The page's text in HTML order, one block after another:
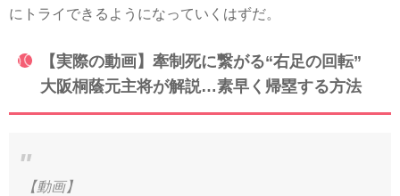
にトライできるようになっていくはずだ。
【実際の動画】牽制死に繋がる“右足の回転”
大阪桐蔭元主将が解説…素早く帰塁する方法
【動画】